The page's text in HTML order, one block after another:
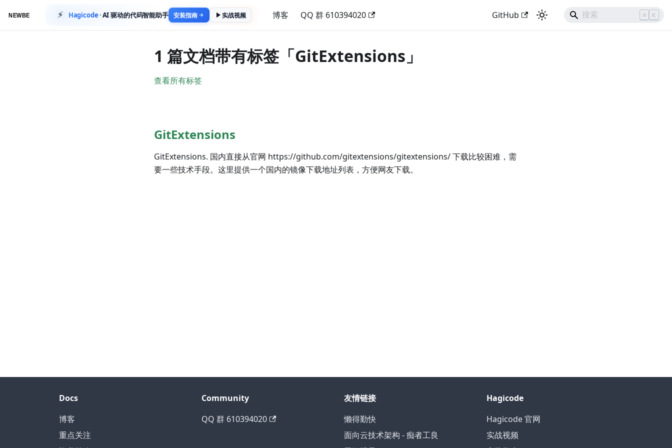
⚡ Hagicode·AI 驱动的代码智能助手 安装指南 实战视频 博客 QQ 群 610394020 GitHub ⌘ K
1 篇文档带有标签「GitExtensions」
查看所有标签
GitExtensions
GitExtensions. 国内直接从官网 https://github.com/gitextensions/gitextensions/ 下载比较困难，需
要一些技术手段。这里提供一个国内的镜像下载地址列表，方便网友下载。
Docs
博客
重点关注
Community
QQ 群 610394020
友情链接
懒得勤快
面向云技术架构 - 痴者工良
Hagicode
Hagicode 官网
实战视频